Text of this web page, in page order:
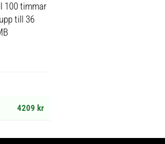
100 timmar
till 36
4209 kr